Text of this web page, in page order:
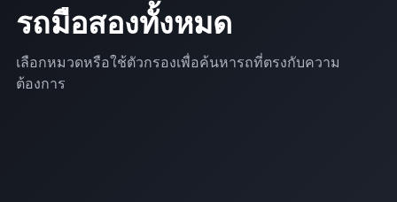
รถมือสองทั้งหมด
เลือกหมวดหรือใช้ตัวกรองเพื่อค้นหารถที่ตรงกับความ
ต้องการ